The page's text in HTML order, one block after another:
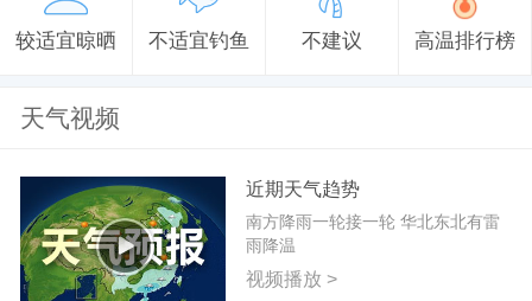
较适宜晾晒 不适宜钓鱼 不建议 高温排行榜
天气视频
近期天气趋势
南方降雨一轮接一轮 华北东北有雷
雨降温
视频播放 >